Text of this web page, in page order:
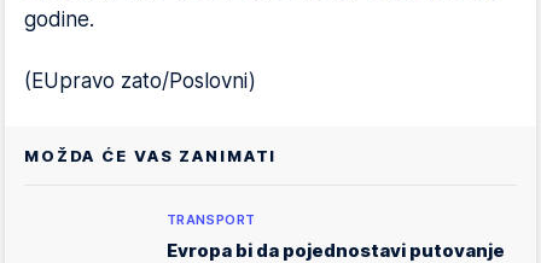
godine.
(EUpravo zato/Poslovni)
MOŽDA ĆE VAS ZANIMATI
TRANSPORT
Evropa bi da pojednostavi putovanje